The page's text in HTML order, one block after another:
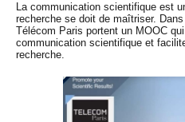
La communication scientifique est
recherche se doit de maîtriser.
Télécom Paris portent un MOOC
communication scientifique et
recherche.